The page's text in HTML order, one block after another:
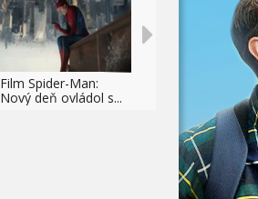
Film Spider-Man:
Nový deň ovládol s...